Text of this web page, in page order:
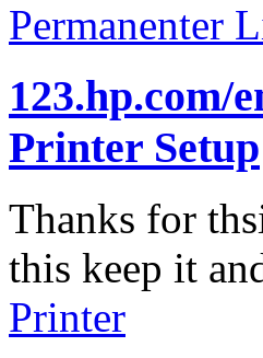
Permanenter
123.hp.com/
Printer Setup
Thanks for
this keep it
Printer